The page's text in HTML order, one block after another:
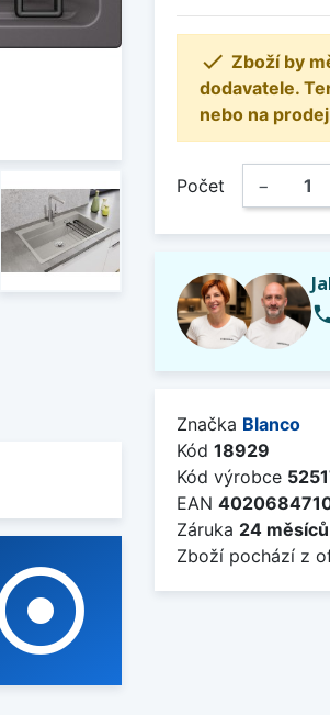
 Zboží by
dodavatele.
nebo na
Počet −
Značka Blanco
Kód 18929
Kód výrobce
EAN
Záruka 24 měsíců
Zboží pochází z